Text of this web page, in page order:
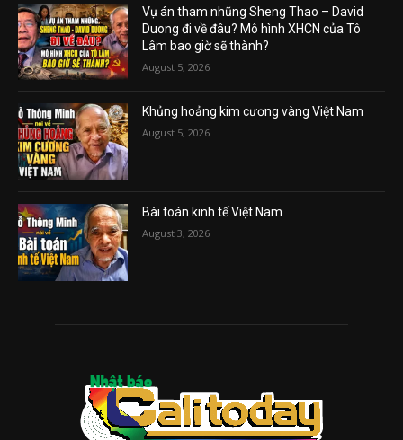
Vụ án tham nhũng Sheng Thao – David
Duong đi về đâu? Mô hình XHCN của Tô
Lâm bao giờ sẽ thành?
August 5, 2026
Khủng hoảng kim cương vàng Việt Nam
August 5, 2026
Bài toán kinh tế Việt Nam
August 3, 2026